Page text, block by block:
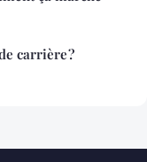
carrière ?